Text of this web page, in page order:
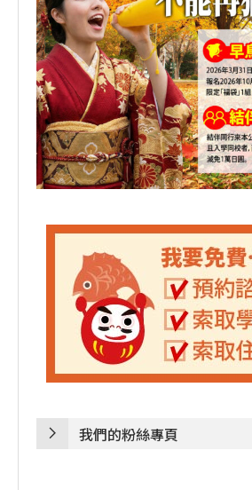
我們的粉絲專頁